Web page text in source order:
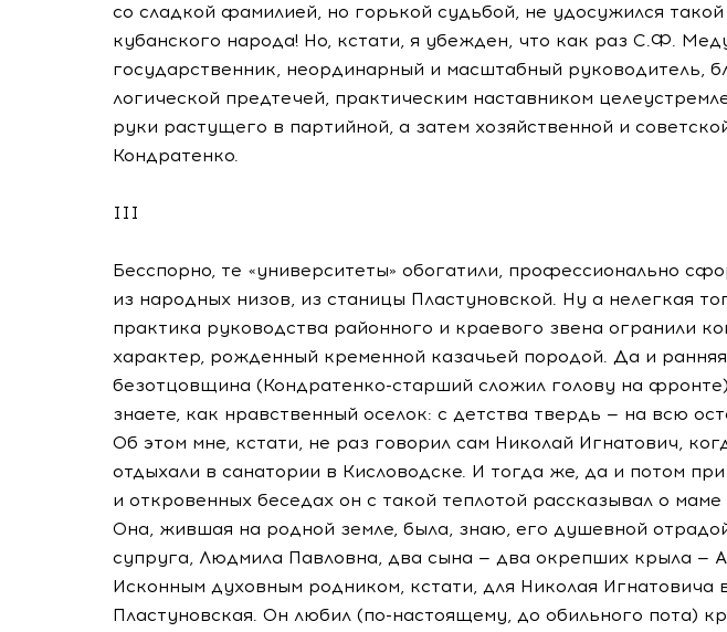
со сладкой фамилией, но горькой судьбой, не удосужился
кубанского народа! Но, кстати, я убежден, что как раз С.Ф.
государственник, неординарный и масштабный руководитель,
логической предтечей, практическим наставником
руки растущего в партийной, а затем хозяйственной и
Кондратенко.
III
Бесспорно, те «университеты» обогатили, профессионально
из народных низов, из станицы Пластуновской. Ну а нелегкая
практика руководства районного и краевого звена огранили
характер, рожденный кременной казачьей породой. Да и
безотцовщина (Кондратенко-старший сложил голову на фронте)
знаете, как нравственный оселок: с детства твердь — на всю
Об этом мне, кстати, не раз говорил сам Николай Игнатович,
отдыхали в санатории в Кисловодске. И тогда же, да и потом
и откровенных беседах он с такой теплотой рассказывал о
Она, жившая на родной земле, была, знаю, его душевной
супруга, Людмила Павловна, два сына — два окрепших крыла —
Исконным духовным родником, кстати, для Николая Игнатовича
Пластуновская. Он любил (по-настоящему, до обильного пота)